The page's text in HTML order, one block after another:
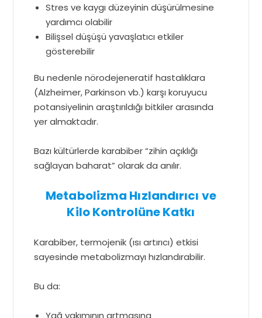
Stres ve kaygı düzeyinin düşürülmesine
yardımcı olabilir
Bilişsel düşüşü yavaşlatıcı etkiler
gösterebilir
Bu nedenle nörodejeneratif hastalıklara
(Alzheimer, Parkinson vb.) karşı koruyucu
potansiyelinin araştırıldığı bitkiler arasında
yer almaktadır.
Bazı kültürlerde karabiber “zihin açıklığı
sağlayan baharat” olarak da anılır.
Metabolizma Hızlandırıcı ve
Kilo Kontrolüne Katkı
Karabiber, termojenik (ısı artırıcı) etkisi
sayesinde metabolizmayı hızlandırabilir.
Bu da:
Yağ yakımının artmasına